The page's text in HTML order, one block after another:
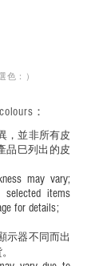
物件，恕不
小心處理。
色：）
，並非所有皮
品巳列出的皮
may vary;
selected items
for details;
示器不同而出
：